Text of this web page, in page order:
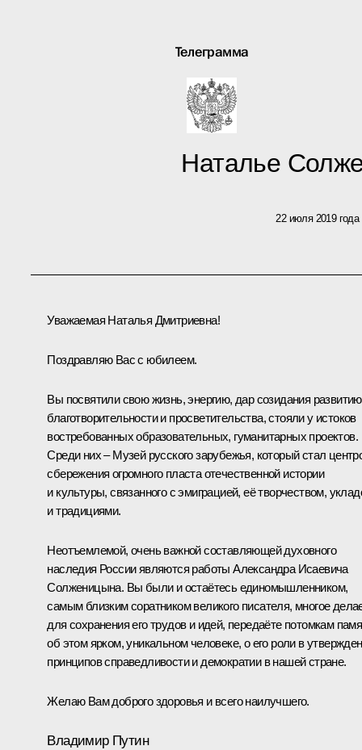
Телеграмма
Наталье
22 июля 2019 года
Уважаемая Наталья Дмитриевна!
Поздравляю Вас с юбилеем.
Вы посвятили свою жизнь, энергию, дар созидания развитию
благотворительности и просветительства, стояли у истоков
востребованных образовательных, гуманитарных проектов.
Среди них – Музей русского зарубежья, который стал
сбережения огромного пласта отечественной истории
и культуры, связанного с эмиграцией, её творчеством,
и традициями.
Неотъемлемой, очень важной составляющей духовного
наследия России являются работы Александра Исаевича
Солженицына. Вы были и остаётесь единомышленником,
самым близким соратником великого писателя, многое
для сохранения его трудов и идей, передаёте потомкам
об этом ярком, уникальном человеке, о его роли в
принципов справедливости и демократии в нашей стране.
Желаю Вам доброго здоровья и всего наилучшего.
Владимир Путин